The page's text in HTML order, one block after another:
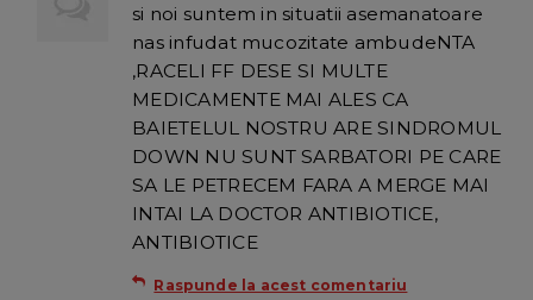
si noi suntem in situatii asemanatoare
nas infudat mucozitate ambudeNTA
,RACELI FF DESE SI MULTE
MEDICAMENTE MAI ALES CA
BAIETELUL NOSTRU ARE SINDROMUL
DOWN NU SUNT SARBATORI PE CARE
SA LE PETRECEM FARA A MERGE MAI
INTAI LA DOCTOR ANTIBIOTICE,
ANTIBIOTICE
Raspunde la acest comentariu